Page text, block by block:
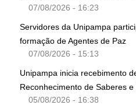
07/08/2026 - 16:23
Servidores da Unipampa
formação de Agentes de Paz
07/08/2026 - 15:13
Unipampa inicia recebimento
Reconhecimento de Saberes
05/08/2026 - 16:38